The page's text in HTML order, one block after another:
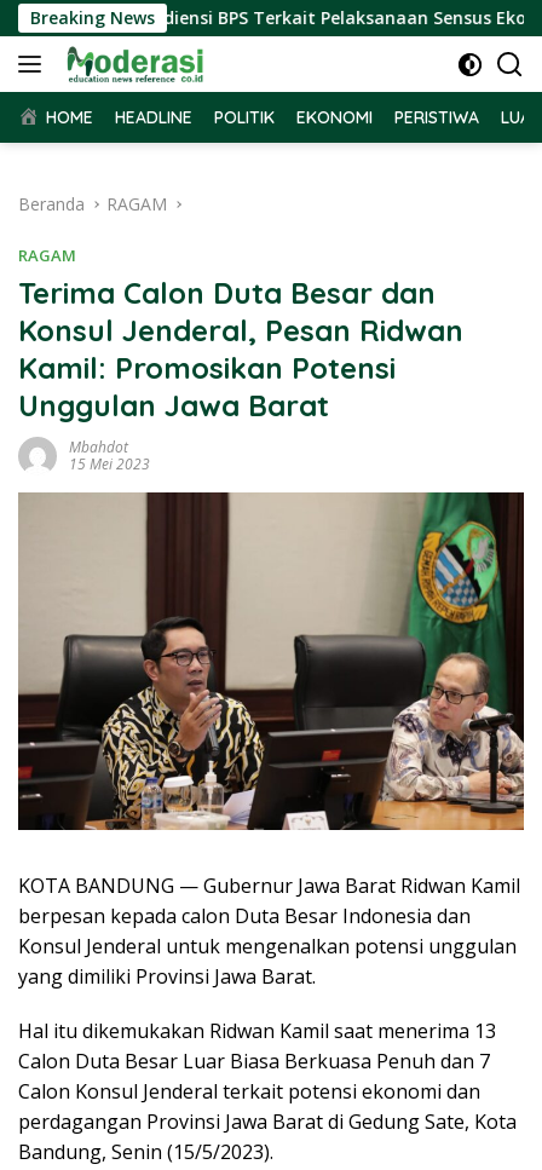
Langsung
ke
konten
Breaking News
Terima Audiensi BPS Terkait Pelaksanaan Sensus Ekonomi
HOME HEADLINE POLITIK EKONOMI PERISTIWA
Beranda RAGAM
RAGAM
Terima Calon Duta Besar dan
Konsul Jenderal, Pesan Ridwan
Kamil: Promosikan Potensi
Unggulan Jawa Barat
Mbahdot
15 Mei 2023
KOTA BANDUNG — Gubernur Jawa Barat Ridwan Kamil
berpesan kepada calon Duta Besar Indonesia dan
Konsul Jenderal untuk mengenalkan potensi unggulan
yang dimiliki Provinsi Jawa Barat.
Hal itu dikemukakan Ridwan Kamil saat menerima 13
Calon Duta Besar Luar Biasa Berkuasa Penuh dan 7
Calon Konsul Jenderal terkait potensi ekonomi dan
perdagangan Provinsi Jawa Barat di Gedung Sate, Kota
Bandung, Senin (15/5/2023).